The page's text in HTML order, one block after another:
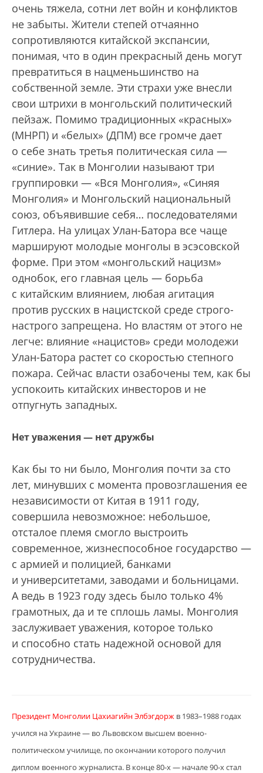
очень тяжела, сотни лет войн и конфликтов
не забыты. Жители степей отчаянно
сопротивляются китайской экспансии,
понимая, что в один прекрасный день могут
превратиться в нацменьшинство на
собственной земле. Эти страхи уже внесли
свои штрихи в монгольский политический
пейзаж. Помимо традиционных «красных»
(МНРП) и «белых» (ДПМ) все громче дает
о себе знать третья политическая сила —
«синие». Так в Монголии называют три
группировки — «Вся Монголия», «Синяя
Монголия» и Монгольский национальный
союз, объявившие себя… последователями
Гитлера. На улицах Улан-Батора все чаще
маршируют молодые монголы в эсэсовской
форме. При этом «монгольский нацизм»
однобок, его главная цель — борьба
с китайским влиянием, любая агитация
против русских в нацистской среде строго-
настрого запрещена. Но властям от этого не
легче: влияние «нацистов» среди молодежи
Улан-Батора растет со скоростью степного
пожара. Сейчас власти озабочены тем, как бы
успокоить китайских инвесторов и не
отпугнуть западных.
Нет уважения — нет дружбы
Как бы то ни было, Монголия почти за сто
лет, минувших с момента провозглашения ее
независимости от Китая в 1911 году,
совершила невозможное: небольшое,
отсталое племя смогло выстроить
современное, жизнеспособное государство —
с армией и полицией, банками
и университетами, заводами и больницами.
А ведь в 1923 году здесь было только 4%
грамотных, да и те сплошь ламы. Монголия
заслуживает уважения, которое только
и способно стать надежной основой для
сотрудничества.
Президент Монголии Цахиагийн Элбэгдорж в 1983–1988 годах
учился на Украине — во Львовском высшем военно-
политическом училище, по окончании которого получил
диплом военного журналиста. В конце 80‑х — начале 90-х стал